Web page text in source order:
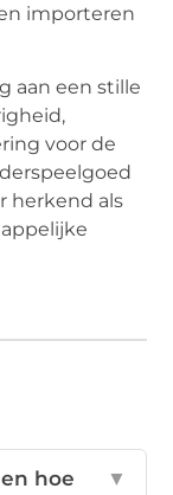
importeren
aan een stille
voor de
herkend als
hoe
▼